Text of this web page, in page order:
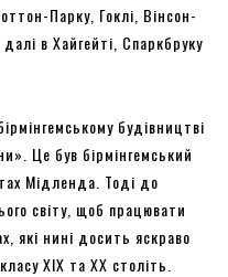
Парку, Гоклі, Вінсон-
в Хайгейті, Спаркбруку
будівництві
Це був бірмінгемський
Мідленда. Тоді до
світу, щоб працювати
які нині досить яскраво
ХІХ та XX століть.